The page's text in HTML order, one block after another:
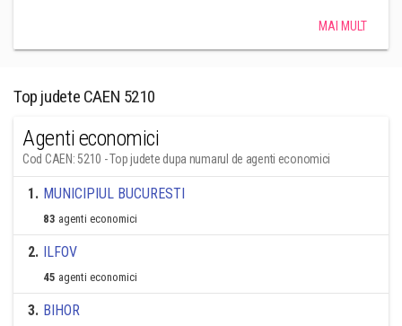
MAI MULT
Top judete CAEN 5210
Agenti economici
Cod CAEN: 5210 - Top judete dupa numarul de agenti economici
1. MUNICIPIUL BUCURESTI
83 agenti economici
2. ILFOV
45 agenti economici
3. BIHOR